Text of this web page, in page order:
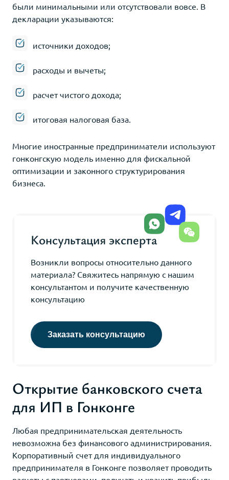
были минимальными или отсутствовали вовсе. В
декларации указываются:
источники доходов;
расходы и вычеты;
расчет чистого дохода;
итоговая налоговая база.
Многие иностранные предприниматели используют
гонконгскую модель именно для фискальной
оптимизации и законного структурирования
бизнеса.
Консультация эксперта
Возникли вопросы относительно данного
материала? Свяжитесь напрямую с нашим
консультантом и получите качественную
консультацию
Заказать консультацию
Открытие банковского счета
для ИП в Гонконге
Любая предпринимательская деятельность
невозможна без финансового администрирования.
Корпоративный счет для индивидуального
предпринимателя в Гонконге позволяет проводить